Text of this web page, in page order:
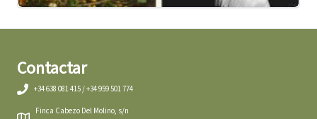
Contactar
+34 638 081 415 / +34 959 501 774
Finca Cabezo Del Molino, s/n